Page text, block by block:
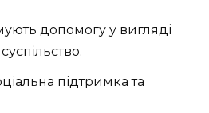
допомогу у вигляді
підтримка та